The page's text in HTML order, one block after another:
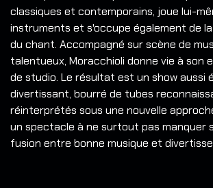
classiques et contemporains, joue lui-
instruments et s'occupe également de
du chant. Accompagné sur scène de
talentueux, Moracchioli donne vie à son
de studio. Le résultat est un show aussi
divertissant, bourré de tubes
réinterprétés sous une nouvelle
un spectacle à ne surtout pas manquer
fusion entre bonne musique et